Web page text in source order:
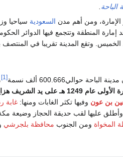
الباحة
ومن أهم مدن السعودية سياحيا
إمارة المنطقة وتتجمع فيها الدوائر
وتقع المدينة تقريبا في المنتصف
حوالي600.666 ألف نسمة [1]
بن عون وفيها تكثر الغابات ومنها: غابة
وأطلق عليها لقب حديقة الحجاز وضيعة
المخواة ومن الجنوب محافظة بلجرشي